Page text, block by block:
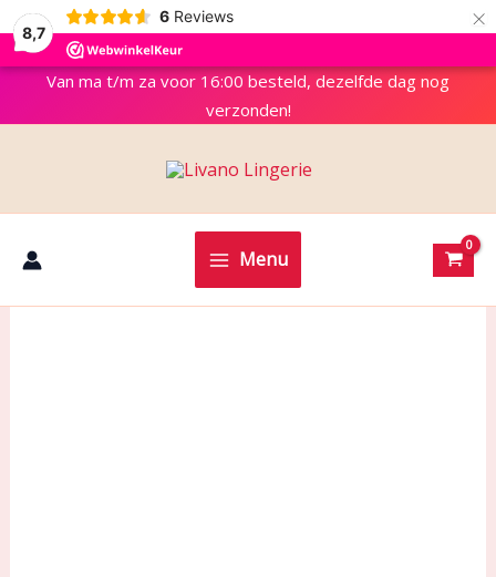
8,7
6 Reviews ×
Van ma t/m za voor 16:00 besteld, dezelfde dag nog
verzonden!
Menu